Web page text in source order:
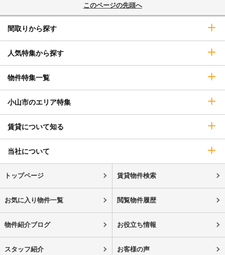
このページの先頭へ
間取りから探す
人気特集から探す
物件特集一覧
小山市のエリア特集
賃貸について知る
当社について
トップページ 賃貸物件検索
お気に入り物件一覧 閲覧物件履歴
物件紹介ブログ お役立ち情報
スタッフ紹介 お客様の声